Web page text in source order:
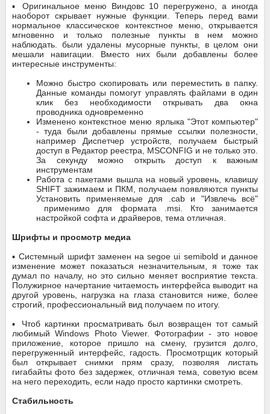
▪️ Оригинальное меню Виндовс 10 перегружено, а иногда
наоборот скрывает нужные функции. Теперь перед вами
нормальное классическое контекстное меню, открывается
мгновенно и только полезные пункты в нем можно
наблюдать. были удалены мусорные пункты, в целом они
мешали навигации. Вместо них были добавлены более
интересные инструменты:
Можно быстро скопировать или переместить в папку.
Данные команды помогут управлять файлами в один
клик без необходимости открывать два окна
проводника одновременно
Изменено контекстное меню ярлыка "Этот компьютер"
- туда были добавлены прямые ссылки полезности,
например Диспетчер устройств, получаем быстрый
доступ в Редактор реестра, MSCONFIG и не только это.
За секунду можно открыть доступ к важным
инструментам
Работа с пакетами вышла на новый уровень, клавишу
SHIFT зажимаем и ПКМ, получаем появляются пункты
Установить применяемые для .cab и "Извлечь всё"
применимо для формата .msi. Кто занимается
настройкой софта и драйверов, тема отличная.
Шрифты и просмотр медиа
▪️ Системный шрифт заменен на segoe ui semibold и данное
изменение может показаться незначительным, я тоже так
думал по началу, но это сильно меняет восприятие текста.
Полужирное начертание читаемость интерфейса выводит на
другой уровень, нагрузка на глаза становится ниже, более
строгий, профессиональный вид получаем по итогу.
▪️ Чтоб картинки просматривать был возвращен тот самый
любимый Windows Photo Viewer. Фотографии - это новое
приложение, которое пришло на смену, грузится долго,
перегруженный интерфейс, гадость. Просмотрщик который
был открывает снимки прям сразу, позволяя листать
гигабайты фото без задержек, отличная тема, советую всем
на него переходить, если надо просто картинки смотреть.
Стабильность